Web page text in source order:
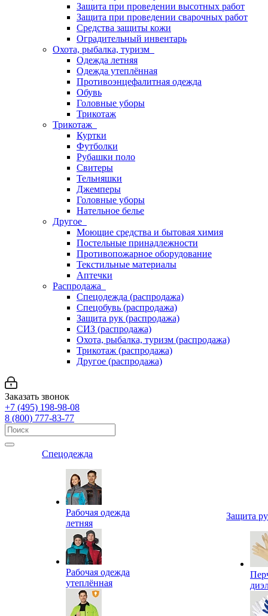
Защита при проведении высотных работ
Защита при проведении сварочных работ
Средства защиты кожи
Оградительный инвентарь
Охота, рыбалка, туризм
Одежда летняя
Одежда утеплённая
Противоэнцефалитная одежда
Обувь
Головные уборы
Трикотаж
Трикотаж
Куртки
Футболки
Рубашки поло
Свитеры
Тельняшки
Джемперы
Головные уборы
Нательное белье
Другое
Моющие средства и бытовая химия
Постельные принадлежности
Противопожарное оборудование
Текстильные материалы
Аптечки
Распродажа
Спецодежда (распродажа)
Спецобувь (распродажа)
Защита рук (распродажа)
СИЗ (распродажа)
Охота, рыбалка, туризм (распродажа)
Трикотаж (распродажа)
Другое (распродажа)
Заказать звонок
+7 (495) 198-98-08
8 (800) 777-83-77
Спецодежда
Рабочая одежда
летняя
Рабочая одежда
утеплённая
Защита